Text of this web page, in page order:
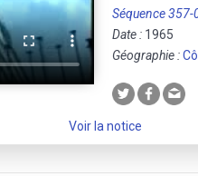
Séquence 357-
Date : 1965
Géographie :
Voir la notice